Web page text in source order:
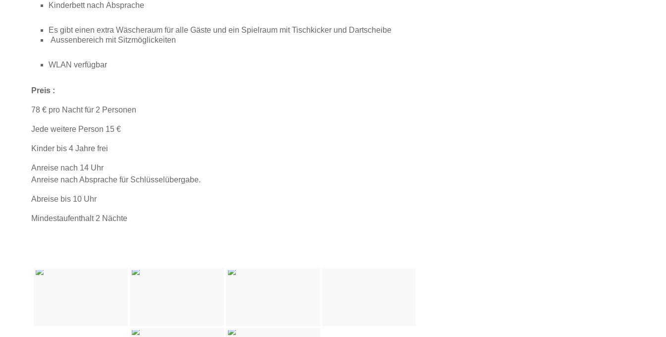
Kinderbett nach Absprache
Es gibt einen extra Wäscheraum für alle Gäste und ein Spielraum mit Tischkicker und Dartscheibe
Aussenbereich mit Sitzmöglickeiten
WLAN verfügbar
Preis :
78 € pro Nacht für 2 Personen
Jede weitere Person 15 €
Kinder bis 4 Jahre frei
Anreise nach 14 Uhr
Anreise nach Absprache für Schlüsselübergabe.
Abreise bis 10 Uhr
Mindestaufenthalt 2 Nächte